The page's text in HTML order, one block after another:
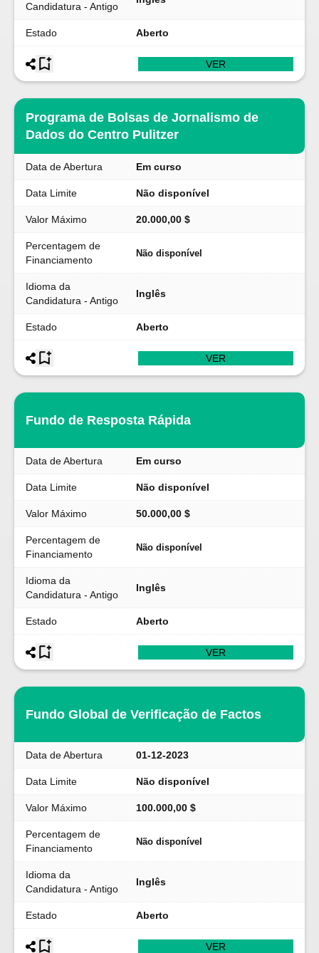
Candidatura - Antigo
Estado Aberto
VER
Programa de Bolsas de Jornalismo de
Dados do Centro Pulitzer
Data de Abertura Em curso
Data Limite Não disponível
Valor Máximo 20.000,00 $
Percentagem de
Financiamento
Não disponível
Idioma da
Candidatura - Antigo
Inglês
Estado Aberto
VER
Fundo de Resposta Rápida
Data de Abertura Em curso
Data Limite Não disponível
Valor Máximo 50.000,00 $
Percentagem de
Financiamento
Não disponível
Idioma da
Candidatura - Antigo
Inglês
Estado Aberto
VER
Fundo Global de Verificação de Factos
Data de Abertura 01-12-2023
Data Limite Não disponível
Valor Máximo 100.000,00 $
Percentagem de
Financiamento
Não disponível
Idioma da
Candidatura - Antigo
Inglês
Estado Aberto
VER